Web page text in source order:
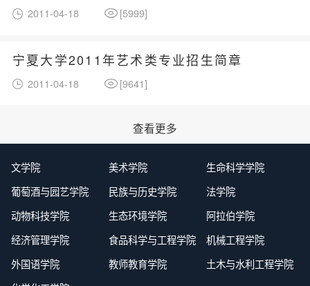
2011-04-18 [5999]
宁夏大学2011年艺术类专业招生简章
2011-04-18 [9641]
查看更多
文学院 美术学院 生命科学学院
葡萄酒与园艺学院 民族与历史学院 法学院
动物科技学院 生态环境学院 阿拉伯学院
经济管理学院 食品科学与工程学院 机械工程学院
外国语学院 教师教育学院 土木与水利工程学院